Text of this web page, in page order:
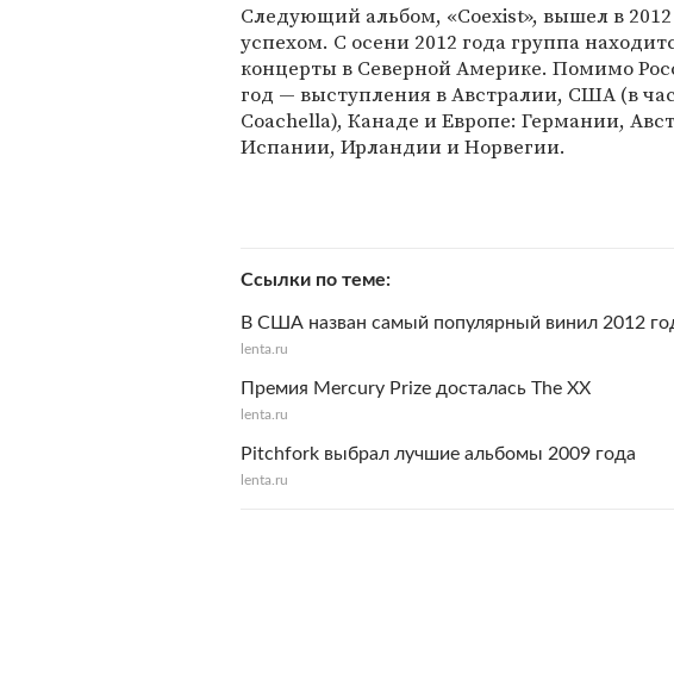
Следующий альбом, «Coexist», вышел в 2012
успехом. С осени 2012 года группа
концерты в Северной Америке. Помимо
год — выступления в Австралии, США (в
Coachella), Канаде и Европе: Германии,
Испании, Ирландии и Норвегии.
Ссылки по теме
В США назван самый популярный винил 2012
lenta.ru
Премия Mercury Prize досталась The XX
lenta.ru
Pitchfork выбрал лучшие альбомы 2009 года
lenta.ru